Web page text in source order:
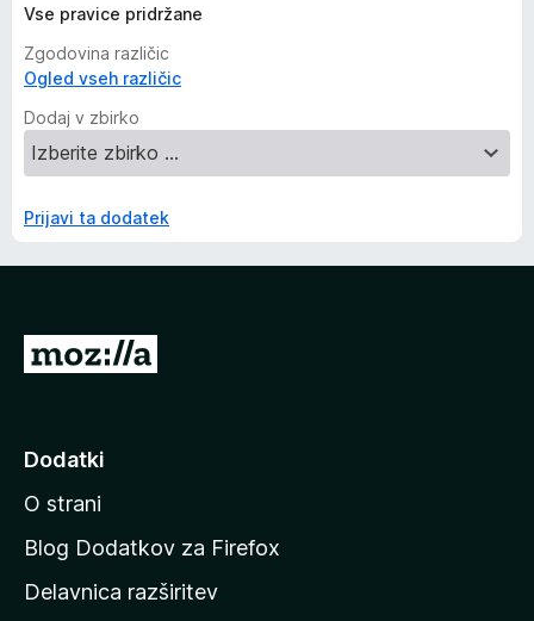
Vse pravice pridržane
Zgodovina različic
Ogled vseh različic
Dodaj v zbirko
Prijavi ta dodatek
P
d
n
a
o
Dodatki
O strani
Blog Dodatkov za Firefox
Delavnica razširitev